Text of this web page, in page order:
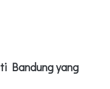
Bandung yang